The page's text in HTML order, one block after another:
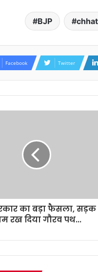
BJP
Facebook Twitter
का बड़ा फैसला, सड़क
रख दिया गौरव पथ...